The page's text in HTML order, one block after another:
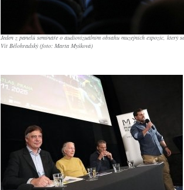
Jeden z panelů semináře o audiovizuálním obsahu muzejních expozic,
Vít Bělohradský (foto: Marta Myšková)